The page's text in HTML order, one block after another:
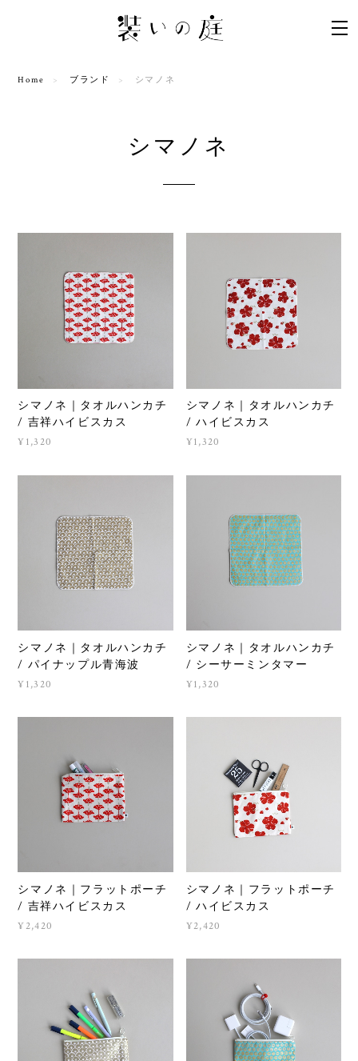
Home ブランド シマノネ
シマノネ
シマノネ｜タオルハンカチ
/ 吉祥ハイビスカス
¥1,320
シマノネ｜タオルハンカチ
/ ハイビスカス
¥1,320
シマノネ｜タオルハンカチ
/ パイナップル青海波
¥1,320
シマノネ｜タオルハンカチ
/ シーサーミンタマー
¥1,320
シマノネ｜フラットポーチ
/ 吉祥ハイビスカス
¥2,420
シマノネ｜フラットポーチ
/ ハイビスカス
¥2,420